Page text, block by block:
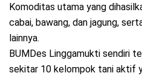
Komoditas utama yang
cabai, bawang, dan jagung,
lainnya.
BUMDes Linggamukti sendiri
sekitar 10 kelompok tani aktif